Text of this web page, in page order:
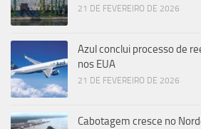
21 DE FEVEREIRO DE 2026
Azul conclui processo de
nos EUA
21 DE FEVEREIRO DE 2026
Cabotagem cresce no